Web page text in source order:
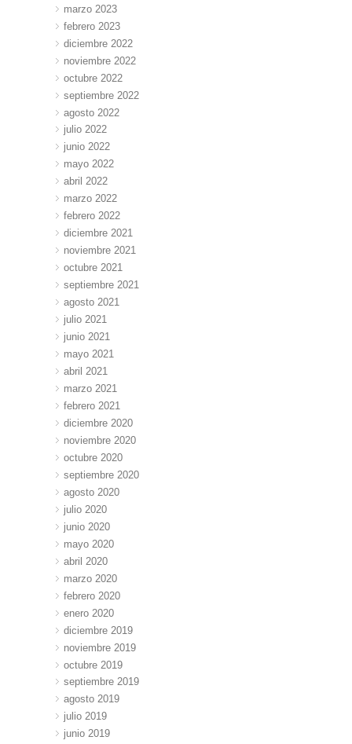
marzo 2023
febrero 2023
diciembre 2022
noviembre 2022
octubre 2022
septiembre 2022
agosto 2022
julio 2022
junio 2022
mayo 2022
abril 2022
marzo 2022
febrero 2022
diciembre 2021
noviembre 2021
octubre 2021
septiembre 2021
agosto 2021
julio 2021
junio 2021
mayo 2021
abril 2021
marzo 2021
febrero 2021
diciembre 2020
noviembre 2020
octubre 2020
septiembre 2020
agosto 2020
julio 2020
junio 2020
mayo 2020
abril 2020
marzo 2020
febrero 2020
enero 2020
diciembre 2019
noviembre 2019
octubre 2019
septiembre 2019
agosto 2019
julio 2019
junio 2019